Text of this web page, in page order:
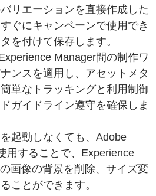
リエーションを直接作成した
ぐにキャンペーンで使用でき
を付けて保存します。
Manager間の制作ワ
ンスを適用し、アセットメタ
単なトラッキングと利用制御
ガイドライン遵守を確保しま
起動しなくても、Adobe
用することで、Experience
画像の背景を削除、サイズ変
ことができます。